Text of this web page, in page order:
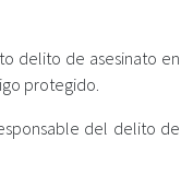
delito de asesinato en
protegido.
del delito de